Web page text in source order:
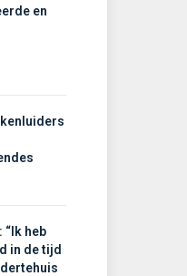
en
“Ik heb
in de tijd